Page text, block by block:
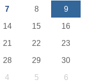
7 8 9
14 15 16
21 22 23
28 29 30
4 5 6